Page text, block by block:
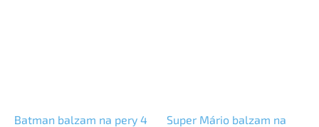
Batman balzam na pery 4
Super Mário balzam na